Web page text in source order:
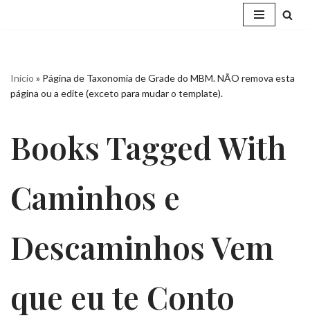
conteúdo
Início » Página de Taxonomia de Grade do MBM. NÃO remova esta
página ou a edite (exceto para mudar o template).
Books Tagged With
Caminhos e
Descaminhos Vem
que eu te Conto